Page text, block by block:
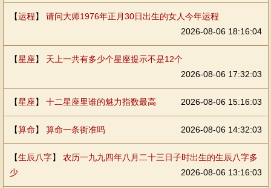
【运程】 请问大师1976年正月30日出生的女人今年运程
2026-08-06 18:16:04
【星座】 天上一共有多少个星座提示不是12个
2026-08-06 17:32:03
【星座】 十二星座里谁的魅力指数最高 2026-08-06 15:16:03
【算命】 算命一条街准吗 2026-08-06 14:32:03
【生辰八字】 农历一九九四年八月二十三日子时出生的生辰八字多
少
2026-08-06 13:16:03